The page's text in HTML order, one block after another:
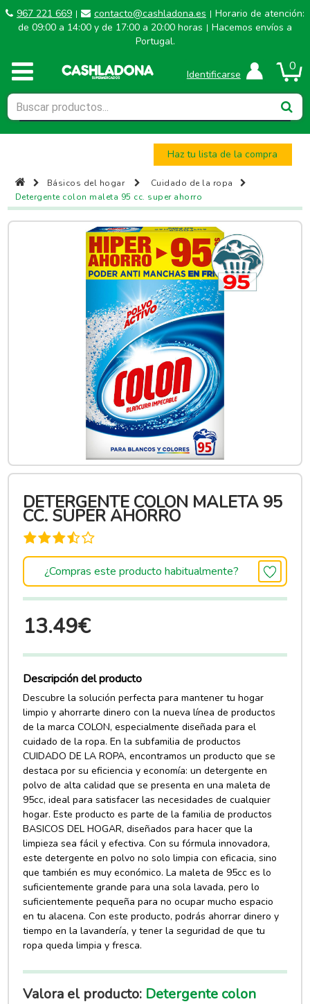
967 221 669 | contacto@cashladona.es | Horario de atención:
de 09:00 a 14:00 y de 17:00 a 20:00 horas | Hacemos envíos a
Portugal.
0
Identificarse
Haz tu lista de la compra
Básicos del hogar
Cuidado de la ropa
Detergente colon maleta 95 cc. super ahorro
DETERGENTE COLON MALETA 95
CC. SUPER AHORRO
¿Compras este producto habitualmente?
13.49€
Descripción del producto
Descubre la solución perfecta para mantener tu hogar
limpio y ahorrarte dinero con la nueva línea de productos
de la marca COLON, especialmente diseñada para el
cuidado de la ropa. En la subfamilia de productos
CUIDADO DE LA ROPA, encontramos un producto que se
destaca por su eficiencia y economía: un detergente en
polvo de alta calidad que se presenta en una maleta de
95cc, ideal para satisfacer las necesidades de cualquier
hogar. Este producto es parte de la familia de productos
BASICOS DEL HOGAR, diseñados para hacer que la
limpieza sea fácil y efectiva. Con su fórmula innovadora,
este detergente en polvo no solo limpia con eficacia, sino
que también es muy económico. La maleta de 95cc es lo
suficientemente grande para una sola lavada, pero lo
suficientemente pequeña para no ocupar mucho espacio
en tu alacena. Con este producto, podrás ahorrar dinero y
tiempo en la lavandería, y tener la seguridad de que tu
ropa queda limpia y fresca.
Valora el producto: Detergente colon